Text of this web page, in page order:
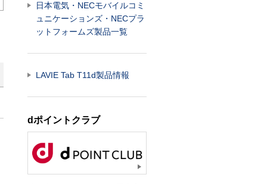
日本電気・NECモバイルコミ
ュニケーションズ・NECプラ
ットフォームズ製品一覧
LAVIE Tab T11d製品情報
dポイントクラブ